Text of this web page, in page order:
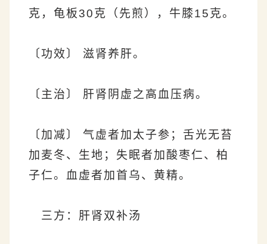
克，龟板30克（先煎），牛膝15克。
〔功效〕 滋肾养肝。
〔主治〕 肝肾阴虚之高血压病。
〔加减〕 气虚者加太子参；舌光无苔
加麦冬、生地；失眠者加酸枣仁、柏
子仁。血虚者加首乌、黄精。
三方：肝肾双补汤